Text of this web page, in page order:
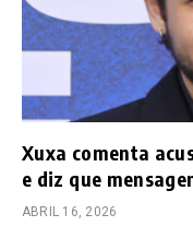
Xuxa comenta
e diz que
ABRIL 16, 2026